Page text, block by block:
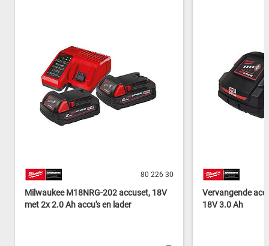
80 226 30
Milwaukee M18NRG-202 accuset, 18V
met 2x 2.0 Ah accu's en lader
Vervangende
18V 3.0 Ah